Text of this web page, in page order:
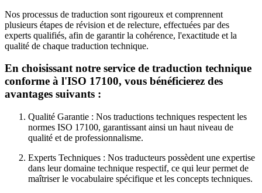
Nos processus de traduction sont rigoureux et comprennent
plusieurs étapes de révision et de relecture, effectuées par des
experts qualifiés, afin de garantir la cohérence, l'exactitude et la
qualité de chaque traduction technique.
En choisissant notre service de traduction technique
conforme à l'ISO 17100, vous bénéficierez des
avantages suivants :
Qualité Garantie : Nos traductions techniques respectent les
normes ISO 17100, garantissant ainsi un haut niveau de
qualité et de professionnalisme.
Experts Techniques : Nos traducteurs possèdent une expertise
dans leur domaine technique respectif, ce qui leur permet de
maîtriser le vocabulaire spécifique et les concepts techniques.